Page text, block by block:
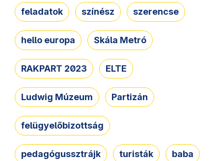
feladatok színész szerencse
hello europa Skála Metró
RAKPART 2023 ELTE
Ludwig Múzeum Partizán
felügyelőbizottság
pedagógussztrájk turisták baba